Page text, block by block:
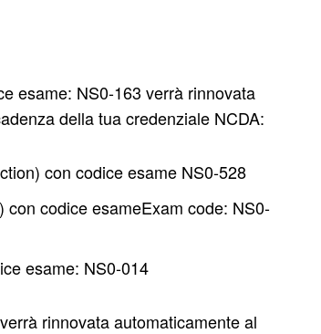
esame: NS0-163 verrà rinnovata
della tua credenziale NCDA:
con codice esame NS0-528
codice esameExam code: NS0-
esame: NS0-014
rinnovata automaticamente al